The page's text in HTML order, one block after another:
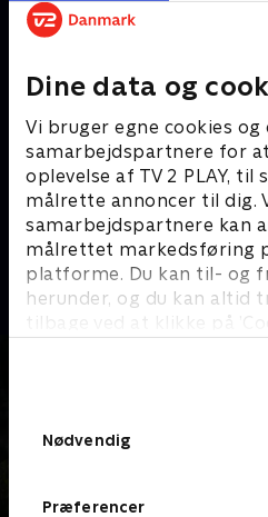
Dine data og
Vi bruger egne cookies og
samarbejdspartnere for
oplevelse af TV 2 PLAY,
målrette annoncer til dig.
samarbejdspartnere kan
målrettet markedsføring
platforme. Du kan til- og
herunder, og du kan altid
tilbage ved at klikke på
Nødvendig
Præferencer
Andre så også
Thomas og vennerne
Børneserier • 7 sæsoner